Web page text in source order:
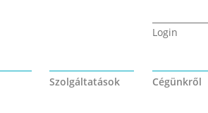
Login
Szolgáltatások Cégünkről